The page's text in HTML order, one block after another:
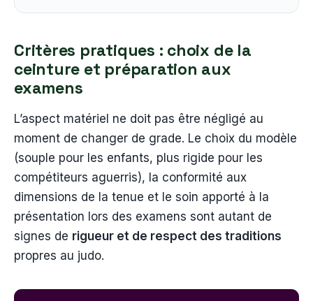
Critères pratiques : choix de la
ceinture et préparation aux
examens
L’aspect matériel ne doit pas être négligé au
moment de changer de grade. Le choix du modèle
(souple pour les enfants, plus rigide pour les
compétiteurs aguerris), la conformité aux
dimensions de la tenue et le soin apporté à la
présentation lors des examens sont autant de
signes de rigueur et de respect des traditions
propres au judo.